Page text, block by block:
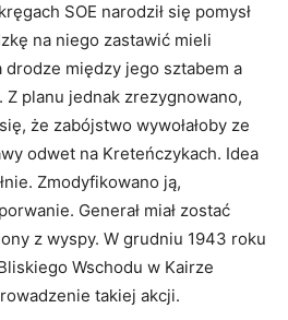
SOE narodził się pomysł
na niego zastawić mieli
między jego sztabem a
Z planu jednak zrezygnowano,
że zabójstwo wywołałoby ze
odwet na Kreteńczykach. Idea
Zmodyfikowano ją,
Generał miał zostać
z wyspy. W grudniu 1943 roku
Wschodu w Kairze
takiej akcji.